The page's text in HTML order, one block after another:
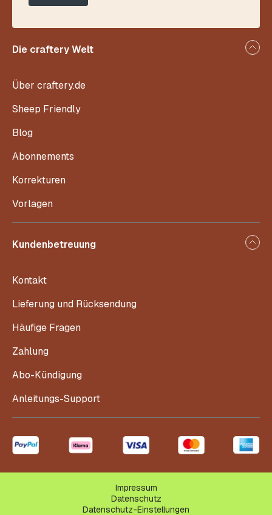
Die craftery Welt
Über craftery.de
Sheep Friendly
Blog
Abonnements
Korrekturen
Vorlagen
Kundenbetreuung
Kontakt
Lieferung und Rücksendung
Häufige Fragen
Zahlung
Abo-Kündigung
Anleitungs-Support
Impressum
Datenschutz
Datenschutz-Einstellungen